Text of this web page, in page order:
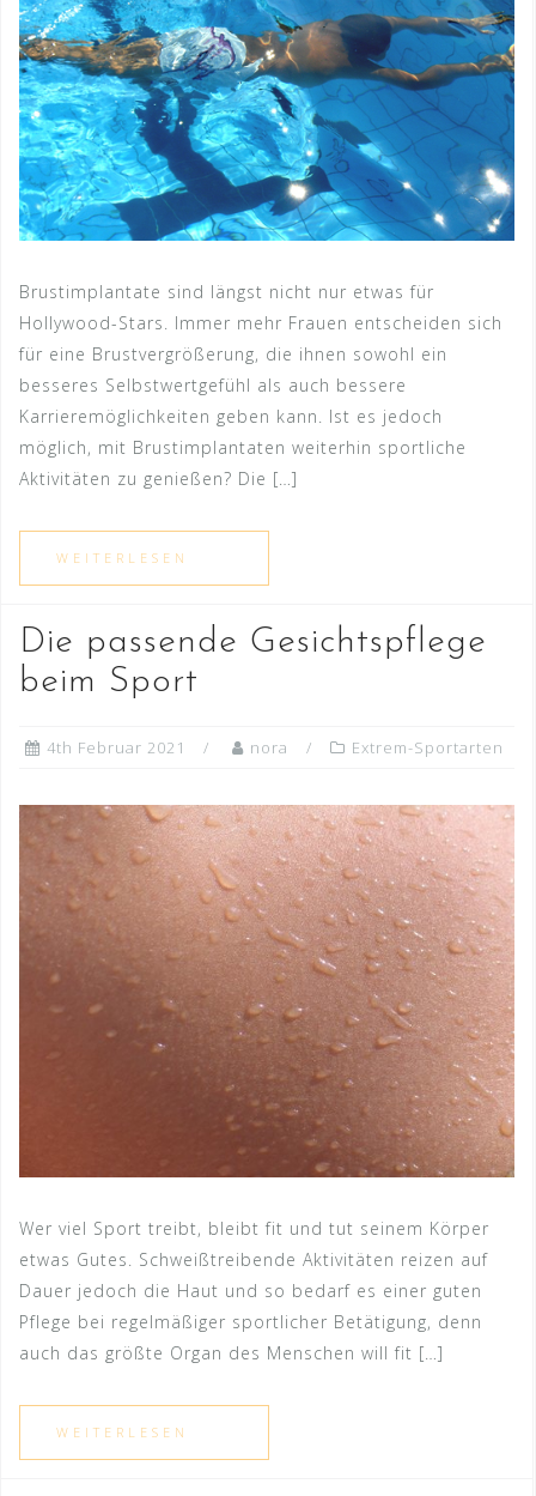
Brustimplantate sind längst nicht nur etwas für
Hollywood-Stars. Immer mehr Frauen entscheiden sich
für eine Brustvergrößerung, die ihnen sowohl ein
besseres Selbstwertgefühl als auch bessere
Karrieremöglichkeiten geben kann. Ist es jedoch
möglich, mit Brustimplantaten weiterhin sportliche
Aktivitäten zu genießen? Die […]
Die passende Gesichtspflege
beim Sport
4th Februar 2021 nora Extrem-Sportarten
Wer viel Sport treibt, bleibt fit und tut seinem Körper
etwas Gutes. Schweißtreibende Aktivitäten reizen auf
Dauer jedoch die Haut und so bedarf es einer guten
Pflege bei regelmäßiger sportlicher Betätigung, denn
auch das größte Organ des Menschen will fit […]